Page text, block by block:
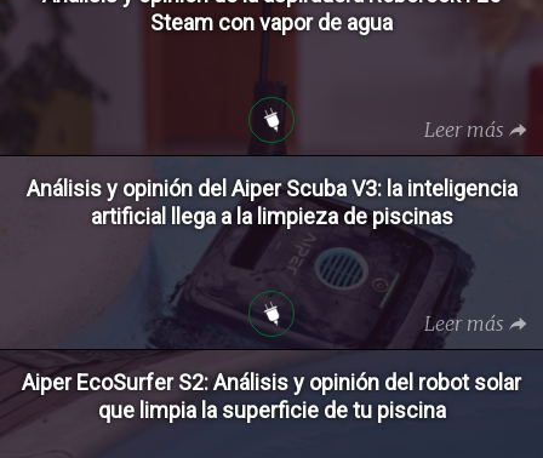
Steam con vapor de agua
Leer más
Análisis y opinión del Aiper Scuba V3: la inteligencia
artificial llega a la limpieza de piscinas
Leer más
Aiper EcoSurfer S2: Análisis y opinión del robot solar
que limpia la superficie de tu piscina